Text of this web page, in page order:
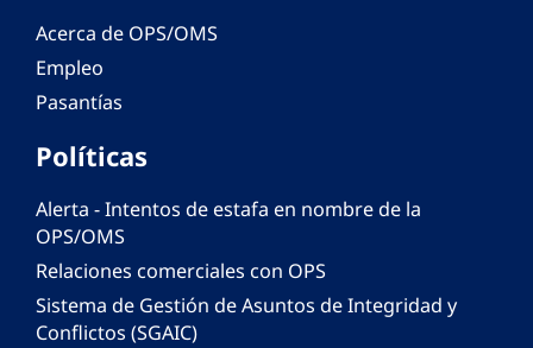
Acerca de OPS/OMS
Empleo
Pasantías
Políticas
Alerta - Intentos de estafa en nombre de la
OPS/OMS
Relaciones comerciales con OPS
Sistema de Gestión de Asuntos de Integridad y
Conflictos (SGAIC)